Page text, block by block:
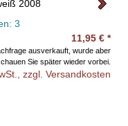
3
11,95 € *
ausverkauft, wurde aber
Sie später wieder vorbei.
zzgl. Versandkosten
Dessertwein nicht